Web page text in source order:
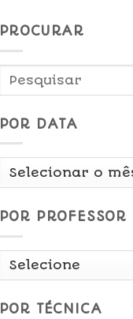
PROCURAR
POR DATA
Por
POR PROFESSOR
POR TÉCNICA